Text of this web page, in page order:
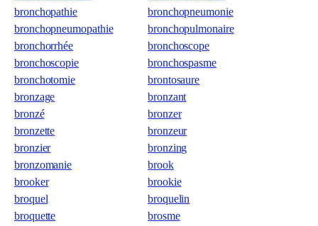
bronchopathie
bronchopneumonie
bronchopneumopathie
bronchopulmonaire
bronchorrhée
bronchoscope
bronchoscopie
bronchospasme
bronchotomie
brontosaure
bronzage
bronzant
bronzé
bronzer
bronzette
bronzeur
bronzier
bronzing
bronzomanie
brook
brooker
brookie
broquel
broquelin
broquette
brosme